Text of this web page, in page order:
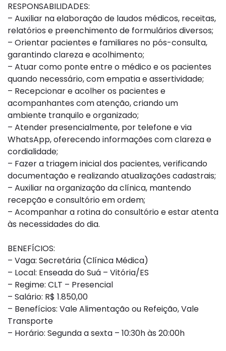
RESPONSABILIDADES:
– Auxiliar na elaboração de laudos médicos, receitas,
relatórios e preenchimento de formulários diversos;
– Orientar pacientes e familiares no pós-consulta,
garantindo clareza e acolhimento;
– Atuar como ponte entre o médico e os pacientes
quando necessário, com empatia e assertividade;
– Recepcionar e acolher os pacientes e
acompanhantes com atenção, criando um
ambiente tranquilo e organizado;
– Atender presencialmente, por telefone e via
WhatsApp, oferecendo informações com clareza e
cordialidade;
– Fazer a triagem inicial dos pacientes, verificando
documentação e realizando atualizações cadastrais;
– Auxiliar na organização da clínica, mantendo
recepção e consultório em ordem;
– Acompanhar a rotina do consultório e estar atenta
às necessidades do dia.
BENEFÍCIOS:
– Vaga: Secretária (Clínica Médica)
– Local: Enseada do Suá – Vitória/ES
– Regime: CLT – Presencial
– Salário: R$ 1.850,00
– Benefícios: Vale Alimentação ou Refeição, Vale
Transporte
– Horário: Segunda a sexta – 10:30h às 20:00h